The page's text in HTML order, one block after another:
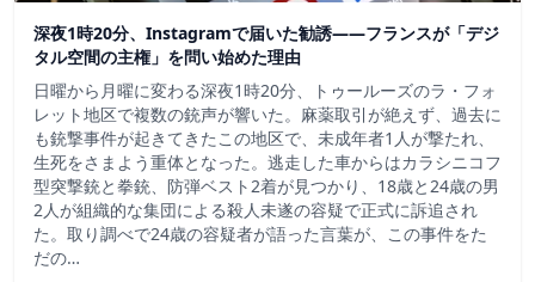
深夜1時20分、Instagramで届いた勧誘――フランスが「デジ
タル空間の主権」を問い始めた理由
日曜から月曜に変わる深夜1時20分、トゥールーズのラ・フォ
レット地区で複数の銃声が響いた。麻薬取引が絶えず、過去に
も銃撃事件が起きてきたこの地区で、未成年者1人が撃たれ、
生死をさまよう重体となった。逃走した車からはカラシニコフ
型突撃銃と拳銃、防弾ベスト2着が見つかり、18歳と24歳の男
2人が組織的な集団による殺人未遂の容疑で正式に訴追され
た。取り調べで24歳の容疑者が語った言葉が、この事件をた
だの…